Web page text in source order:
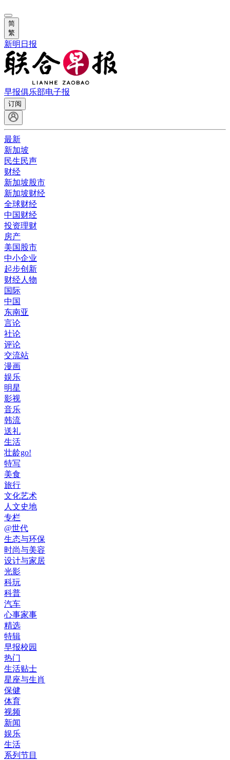
简
繁
新明日报
早报俱乐部电子报
订阅
最新
新加坡
民生民声
财经
新加坡股市
新加坡财经
全球财经
中国财经
投资理财
房产
美国股市
中小企业
起步创新
财经人物
国际
中国
东南亚
言论
社论
评论
交流站
漫画
娱乐
明星
影视
音乐
韩流
送礼
生活
壮龄go!
特写
美食
旅行
文化艺术
人文史地
专栏
@世代
生态与环保
时尚与美容
设计与家居
光影
科玩
科普
汽车
心事家事
精选
特辑
早报校园
热门
生活贴士
星座与生肖
保健
体育
视频
新闻
娱乐
生活
系列节目